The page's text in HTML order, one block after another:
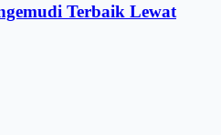
Terbaik Lewat